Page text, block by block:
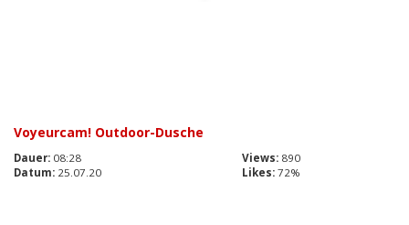
Voyeurcam! Outdoor-Dusche
Dauer: 08:28 Views: 890
Datum: 25.07.20 Likes: 72%